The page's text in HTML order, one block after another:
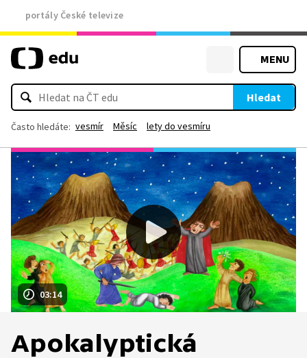
portály České televize
MENU
Hledat
Často hledáte: vesmír Měsíc lety do vesmíru
03:14
Apokalyptická